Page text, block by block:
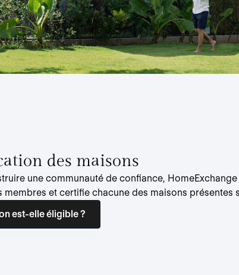
des maisons
une communauté de confiance,
membres et certifie chacune des maisons présentes
est-elle éligible ?